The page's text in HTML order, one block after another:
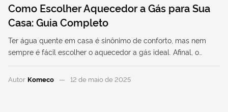
Como Escolher Aquecedor a Gás para Sua
Casa: Guia Completo
Ter água quente em casa é sinônimo de conforto, mas nem
sempre é fácil escolher o aquecedor a gás ideal. Afinal, o…
Autor Komeco 12 de maio de 2025